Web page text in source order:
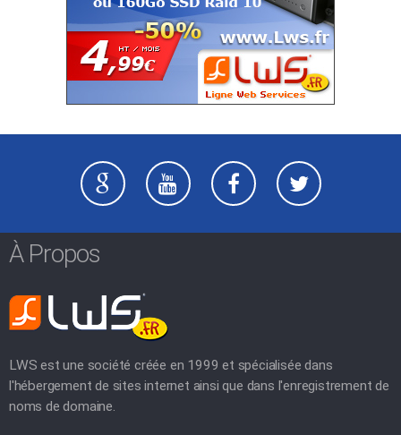
À Propos
LWS est une société créée en 1999 et spécialisée dans
l'hébergement de sites internet ainsi que dans l'enregistrement de
noms de domaine.